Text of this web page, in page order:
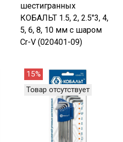
шестигранных
КОБАЛЬТ 1.5, 2, 2.5"3, 4,
5, 6, 8, 10 мм с шаром
Cr-V (020401-09)
15%
Товар отсутствует